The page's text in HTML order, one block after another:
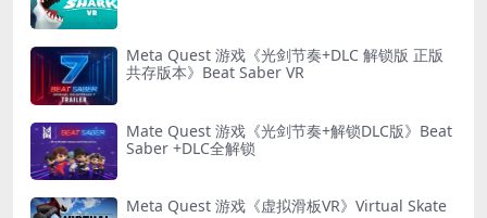
Meta Quest 游戏《光剑节奏+DLC 解锁版 正版
共存版本》Beat Saber VR
Mate Quest 游戏《光剑节奏+解锁DLC版》Beat
Saber +DLC全解锁
Meta Quest 游戏《虚拟滑板VR》Virtual Skate